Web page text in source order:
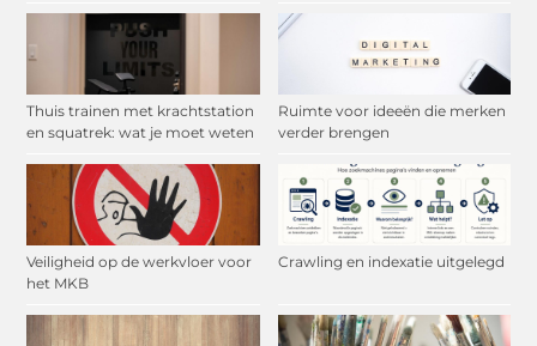
Thuis trainen met krachtstation
en squatrek: wat je moet weten
Ruimte voor ideeën die merken
verder brengen
Veiligheid op de werkvloer voor
het MKB
Crawling en indexatie uitgelegd